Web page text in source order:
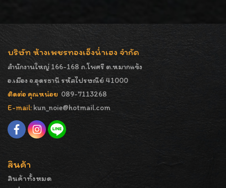
บริษัท ห้างเพชรทองเอ็งน่ำเฮง จำกัด
สำนักงานใหญ่ 166-168 ถ.โพศรี ต.หมากแข้ง
อ.เมือง จ.อุดรธานี รหัสไปรษณีย์ 41000
ติดต่อ คุณหน่อย 089-7113268
E-mail: kun_noie@hotmail.com
สินค้า
สินค้าทั้งหมด